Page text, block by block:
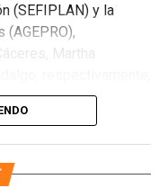
(SEFIPLAN) y la
Martha
Banco Bancrea, S.A.,
garantizar certeza
Chetumal.